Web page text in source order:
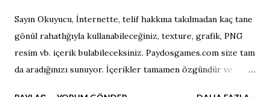
Sayın Okuyucu, İnternette, telif hakkına takılmadan kaç tane
gönül rahatlığıyla kullanabileceğiniz, texture, grafik, PNG
resim vb. içerik bulabileceksiniz. Paydosgames.com size tam
da aradığınızı sunuyor. İçerikler tamamen özgündür ve